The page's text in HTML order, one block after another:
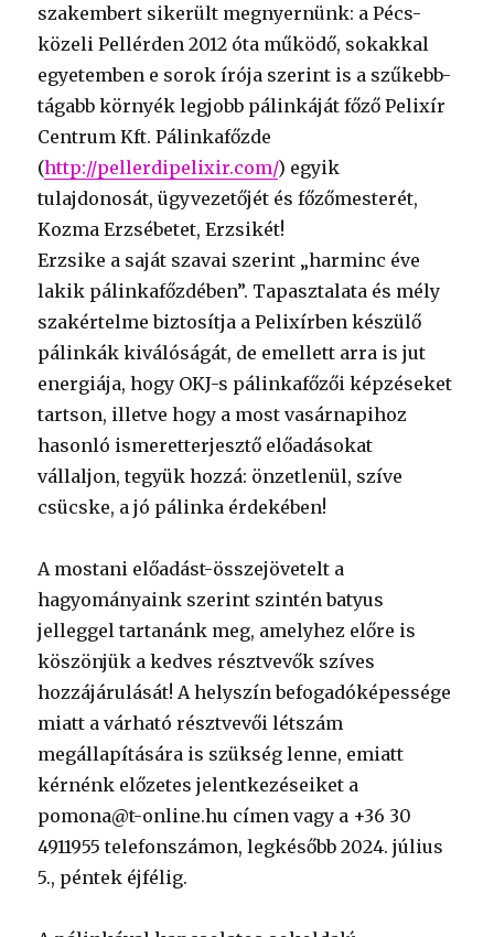
szakembert sikerült megnyernünk: a Pécs-
közeli Pellérden 2012 óta működő, sokakkal
egyetemben e sorok írója szerint is a szűkebb-
tágabb környék legjobb pálinkáját főző Pelixír
Centrum Kft. Pálinkafőzde
(http://pellerdipelixir.com/) egyik
tulajdonosát, ügyvezetőjét és főzőmesterét,
Kozma Erzsébetet, Erzsikét!
Erzsike a saját szavai szerint „harminc éve
lakik pálinkafőzdében”. Tapasztalata és mély
szakértelme biztosítja a Pelixírben készülő
pálinkák kiválóságát, de emellett arra is jut
energiája, hogy OKJ-s pálinkafőzői képzéseket
tartson, illetve hogy a most vasárnapihoz
hasonló ismeretterjesztő előadásokat
vállaljon, tegyük hozzá: önzetlenül, szíve
csücske, a jó pálinka érdekében!
A mostani előadást-összejövetelt a
hagyományaink szerint szintén batyus
jelleggel tartanánk meg, amelyhez előre is
köszönjük a kedves résztvevők szíves
hozzájárulását! A helyszín befogadóképessége
miatt a várható résztvevői létszám
megállapítására is szükség lenne, emiatt
kérnénk előzetes jelentkezéseiket a
pomona@t-online.hu címen vagy a +36 30
4911955 telefonszámon, legkésőbb 2024. július
5., péntek éjfélig.